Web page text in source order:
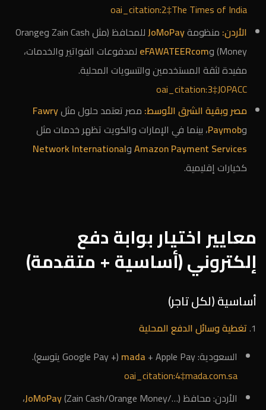
oai_citation:2‡The Times of India
الأردن: منظومةJoMoPay
للمحافظ (مثل Zain Cash وOrange
Money) و
eFAWATEERcom لمدفوعات الفواتير والخدمات،
مفيدة لثقة المستخدمين والتسويات المحلية.
oai_citation:3‡JOPACC
مصر وبقية الشرق الأوسط: مصر تعتمد حلول مثلFawry
وPaymob، بينما في الإمارات والكويت تظهر خدمات مثل
Amazon Payment ServicesوNetwork International
كخيارات إقليمية.
معايير اختيار بوابة دفع
إلكتروني (أساسية + متقدمة)
أساسية (لكل تاجر)
تغطية وسائل الدفع المحلية
السعودية:
mada + Apple Pay (+ Google Pay يتوسع).
oai_citation:4‡mada.com.sa
الأردن: محافظ
JoMoPay(Zain Cash/Orange Money/…)،